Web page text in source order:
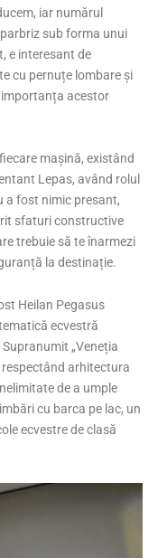
iar numărul
sub forma unui
e interesant de
cu pernuțe lombare și
importanța acestor
mașină, existând
Lepas, având rolul
a fost nimic presant,
sfaturi constructive
trebuie să te înarmezi
la destinație.
Heilan Pegasus
ecvestră
„Veneția
arhitectura
de a umple
cu barca pe lac, un
ecvestre de clasă